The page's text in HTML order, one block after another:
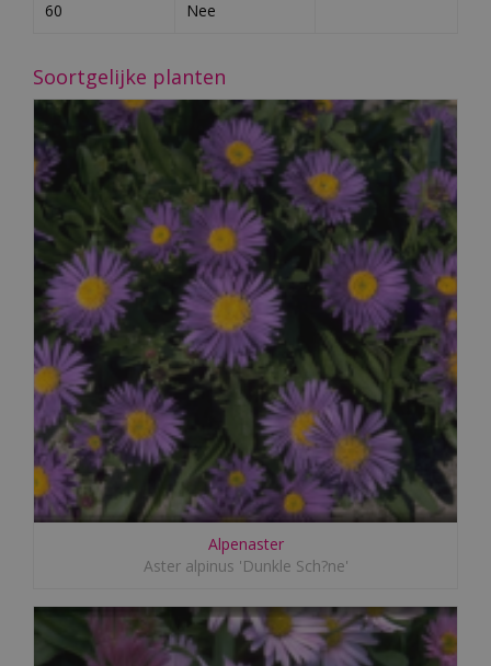
60
Nee
Soortgelijke planten
Alpenaster
Aster alpinus 'Dunkle Sch?ne'